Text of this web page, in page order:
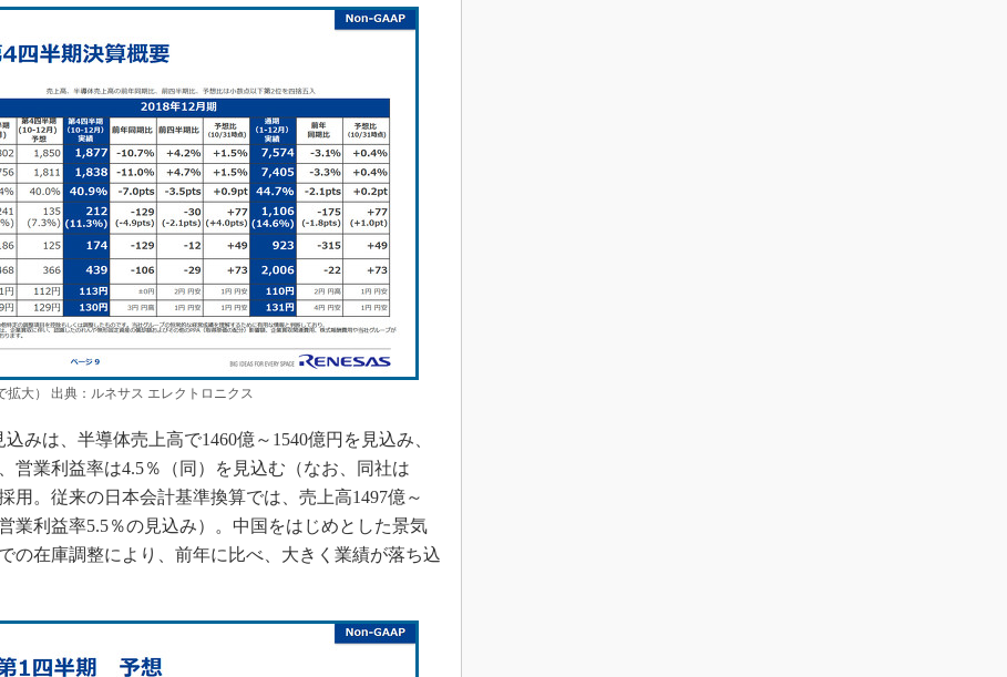
拡大） 出典：ルネサス エレクトロニクス
みは、半導体売上高で1460億～1540億円を見込み、
営業利益率は4.5％（同）を見込む（なお、同社は
用。従来の日本会計基準換算では、売上高1497億～
業利益率5.5％の見込み）。中国をはじめとした景気
の在庫調整により、前年に比べ、大きく業績が落ち込